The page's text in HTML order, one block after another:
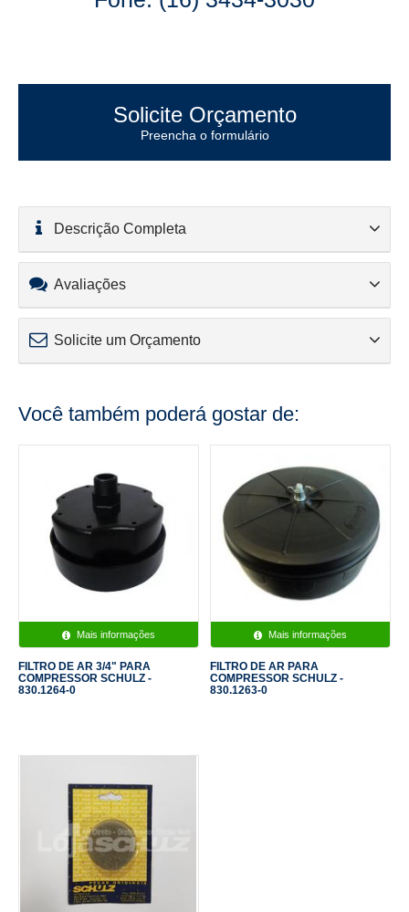
Solicite Orçamento
Preencha o formulário
Descrição Completa
Avaliações
Solicite um Orçamento
Você também poderá gostar de:
Mais informações
FILTRO DE AR 3/4" PARA
COMPRESSOR SCHULZ -
830.1264-0
Mais informações
FILTRO DE AR PARA
COMPRESSOR SCHULZ -
830.1263-0